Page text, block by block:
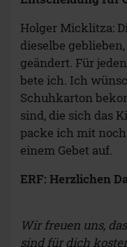
Holger Micklitza:
dieselbe
geändert. Für
bete ich. Ich
Schuhkarton
sind, die sich das
packe ich mit
einem Gebet auf.
ERF: Herzlichen
Wir freuen uns,
sind für dich